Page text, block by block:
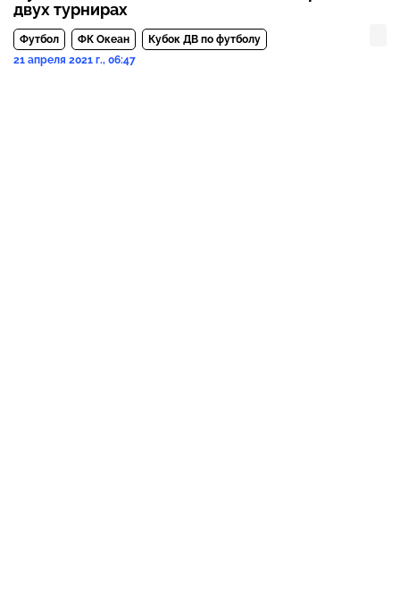
двух турнирах
Футбол ФК Океан
Кубок ДВ по футболу
21 апреля 2021 г., 06:47